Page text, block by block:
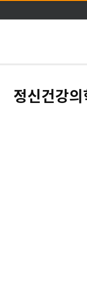
정신건강